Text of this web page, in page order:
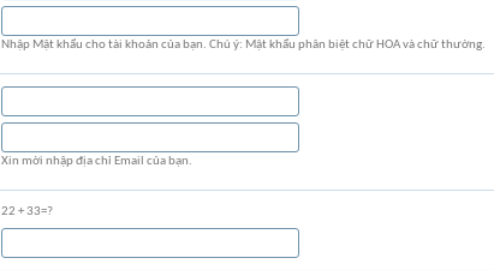
Nhập Mật khẩu cho tài khoản của bạn. Chú ý: Mật khẩu phân biệt chữ HOA và chữ thường.
Xin mời nhập địa chỉ Email của bạn.
22 + 33=?